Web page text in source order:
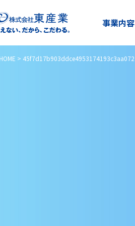
事業内容
HOME > 45f7d17b903ddce4953174193c3aa072